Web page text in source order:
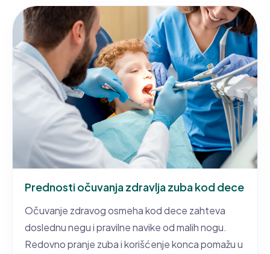
Prednosti očuvanja zdravlja zuba kod dece
Očuvanje zdravog osmeha kod dece zahteva
doslednu negu i pravilne navike od malih nogu.
Redovno pranje zuba i korišćenje konca pomažu u